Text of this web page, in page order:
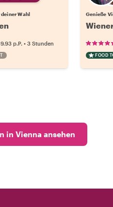
Wahl
p.P. • 3 Stunden
Genieße
FOOD
in Vienna ansehen